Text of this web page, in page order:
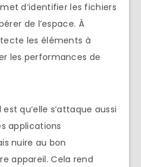
d’identifier les fichiers
de l’espace. À
les éléments à
les performances de
qu’elle s’attaque aussi
applications
nuire au bon
appareil. Cela rend